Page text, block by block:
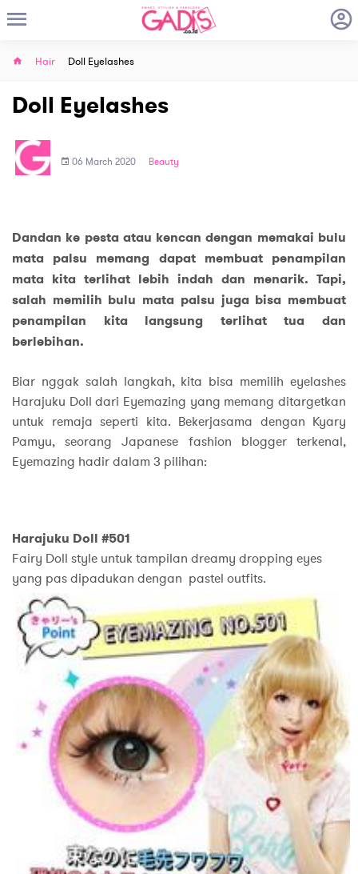
Hair Doll Eyelashes
Doll Eyelashes
06 March 2020 Beauty
Dandan ke pesta atau kencan dengan memakai bulu
mata palsu memang dapat membuat penampilan
mata kita terlihat lebih indah dan menarik. Tapi,
salah memilih bulu mata palsu juga bisa membuat
penampilan kita langsung terlihat tua dan
berlebihan.
Biar nggak salah langkah, kita bisa memilih eyelashes
Harajuku Doll dari Eyemazing yang memang ditargetkan
untuk remaja seperti kita. Bekerjasama dengan Kyary
Pamyu, seorang Japanese fashion blogger terkenal,
Eyemazing hadir dalam 3 pilihan:
Harajuku Doll #501
Fairy Doll style untuk tampilan dreamy dropping eyes
yang pas dipadukan dengan pastel outfits.